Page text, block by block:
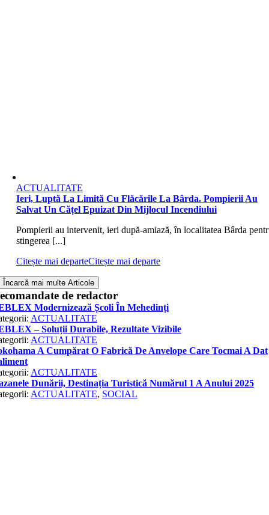
ACTUALITATE
Ieri, Luptă La Limită Cu Flăcările La Bârda. Pompierii Au
Salvat Un Cățel Epuizat Din Mijlocul Incendiului
Pompierii au intervenit, ieri după-amiază, în localitatea Bârda
stingerea [...]
Citește mai departeCitește mai departe
Încarcă mai multe Articole
de redactor
Modernizează Școli În Mehedinți
ACTUALITATE
– Soluții Durabile, Rezultate Vizibile
ACTUALITATE
A Cumpărat O Fabrică De Anvelope Care Tocmai A Dat
ACTUALITATE
Dunării, Destinația Turistică Numărul 1 A Anului 2025
ACTUALITATE, SOCIAL